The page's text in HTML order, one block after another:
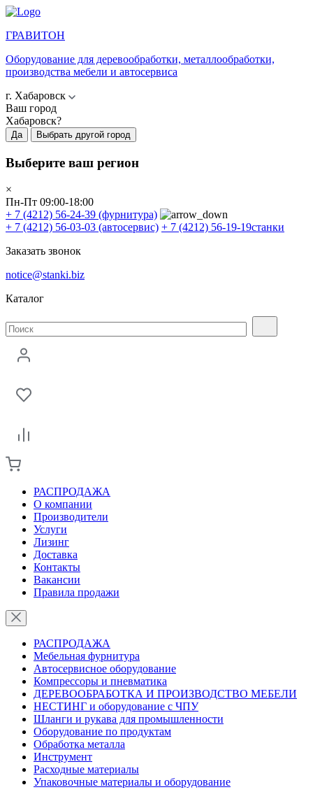
ГРАВИТОН
Оборудование для деревообработки, металлообработки,
производства мебели и автосервиса
г. Хабаровск
Ваш город
Хабаровск?
Да Выбрать другой город
Выберите ваш регион
×
Пн-Пт 09:00-18:00
+ 7 (4212) 56-24-39 (фурнитура)
+ 7 (4212) 56-03-03 (автосервис) + 7 (4212) 56-19-19станки
Заказать звонок
notice@stanki.biz
Каталог
РАСПРОДАЖА
О компании
Производители
Услуги
Лизинг
Доставка
Контакты
Вакансии
Правила продажи
РАСПРОДАЖА
Мебельная фурнитура
Автосервисное оборудование
Компрессоры и пневматика
ДЕРЕВООБРАБОТКА И ПРОИЗВОДСТВО МЕБЕЛИ
НЕСТИНГ и оборудование с ЧПУ
Шланги и рукава для промышленности
Оборудование по продуктам
Обработка металла
Инструмент
Расходные материалы
Упаковочные материалы и оборудование